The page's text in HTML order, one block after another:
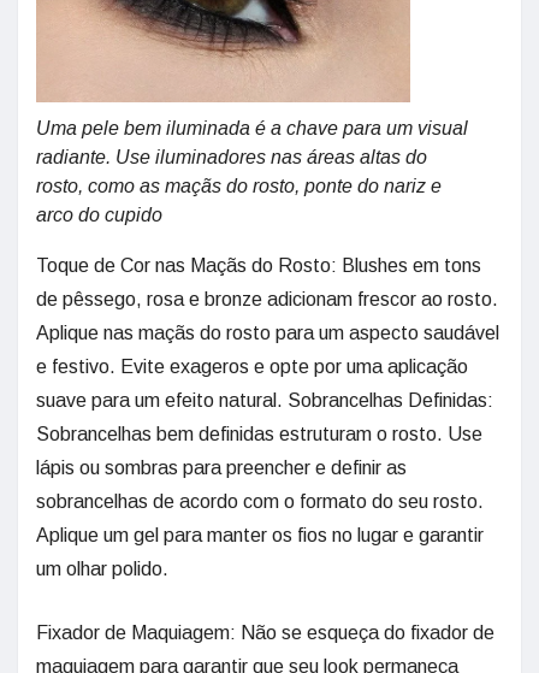
Uma pele bem iluminada é a chave para um visual
radiante. Use iluminadores nas áreas altas do
rosto, como as maçãs do rosto, ponte do nariz e
arco do cupido
Toque de Cor nas Maçãs do Rosto: Blushes em tons
de pêssego, rosa e bronze adicionam frescor ao rosto.
Aplique nas maçãs do rosto para um aspecto saudável
e festivo. Evite exageros e opte por uma aplicação
suave para um efeito natural. Sobrancelhas Definidas:
Sobrancelhas bem definidas estruturam o rosto. Use
lápis ou sombras para preencher e definir as
sobrancelhas de acordo com o formato do seu rosto.
Aplique um gel para manter os fios no lugar e garantir
um olhar polido.
Fixador de Maquiagem: Não se esqueça do fixador de
maquiagem para garantir que seu look permaneça